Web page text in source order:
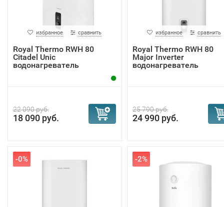
избранное сравнить
Royal Thermo RWH 80
Citadel Unic
водонагреватель
22 090 руб.
18 090 руб.
избранное сравнить
Royal Thermo RWH 80
Major Inverter
водонагреватель
25 790 руб.
24 990 руб.
-0% -2%